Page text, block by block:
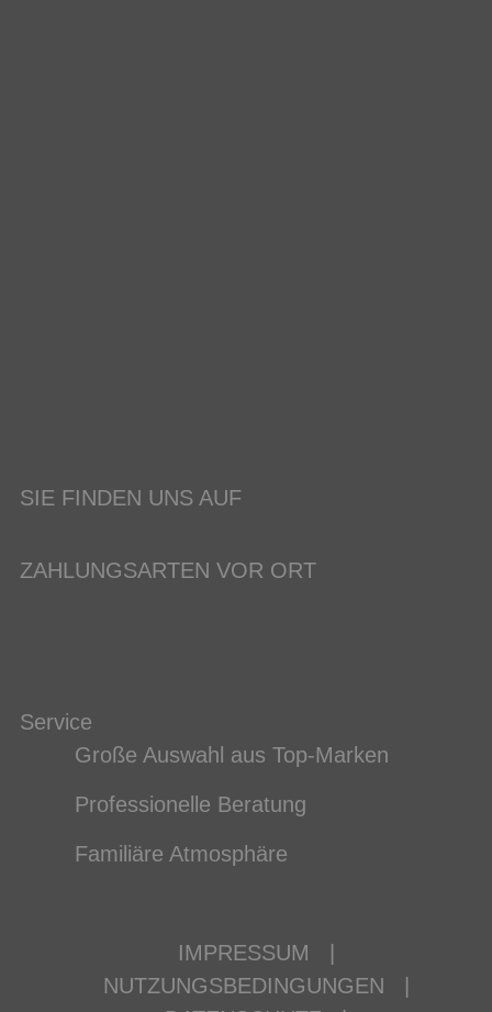
SIE FINDEN UNS AUF
ZAHLUNGSARTEN VOR ORT
Service
Große Auswahl aus Top-Marken
Professionelle Beratung
Familiäre Atmosphäre
IMPRESSUM
NUTZUNGSBEDINGUNGEN